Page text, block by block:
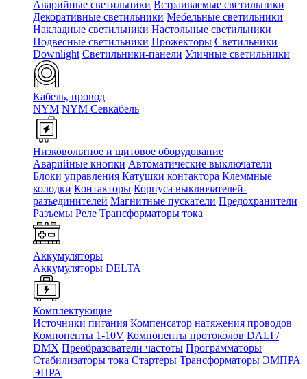
Аварийные светильники Встраиваемые светильники
Декоративные светильники Мебельные светильники
Накладные светильники Настольные светильники
Подвесные светильники Прожекторы Светильники
Downlight Светильники-панели Уличные светильники
Кабель, провод
NYM NYM Севкабель
Низковольтное и щитовое оборудование
Аварийные кнопки Автоматические выключатели
Блоки управления Катушки контактора Клеммные
колодки Контакторы Корпуса выключателей-
разъединителей Магнитные пускатели Предохранители
Разъемы Реле Трансформаторы тока
Аккумуляторы
Аккумуляторы DELTA
Комплектующие
Источники питания Компенсатор натяжения проводов
Компоненты 1-10V Компоненты протоколов DALI /
DMX Преобразователи частоты Программаторы
Стабилизаторы тока Стартеры Трансформаторы ЭМПРА
ЭПРА